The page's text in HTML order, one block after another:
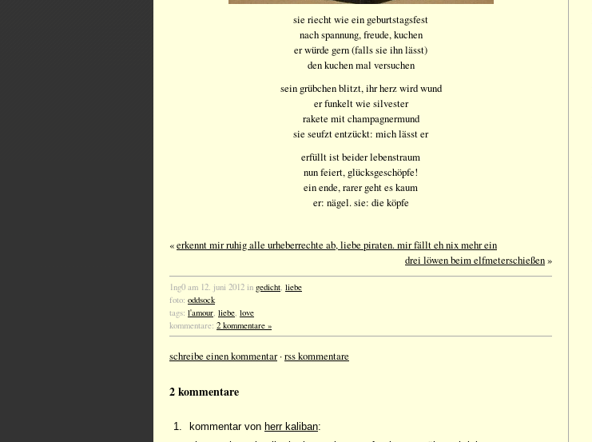
sie riecht wie ein geburtstagsfest
nach spannung, freude, kuchen
er würde gern (falls sie ihn lässt)
den kuchen mal versuchen
sein grübchen blitzt, ihr herz wird wund
er funkelt wie silvester
rakete mit champagnermund
sie seufzt entzückt: mich lässt er
erfüllt ist beider lebenstraum
nun feiert, glücksgeschöpfe!
ein ende, rarer geht es kaum
er: nägel. sie: die köpfe
«erkennt mir ruhig alle urheberrechte ab, liebe piraten. mir fällt eh nix mehr ein
drei löwen beim elfmeterschießen»
1ng0 am 12. juni 2012 in gedicht, liebe
foto: oddsock
tags: l'amour, liebe, love
kommentare: 2 kommentare »
schreibe einen kommentar·rss kommentare
2 kommentare
kommentar von herr kaliban: